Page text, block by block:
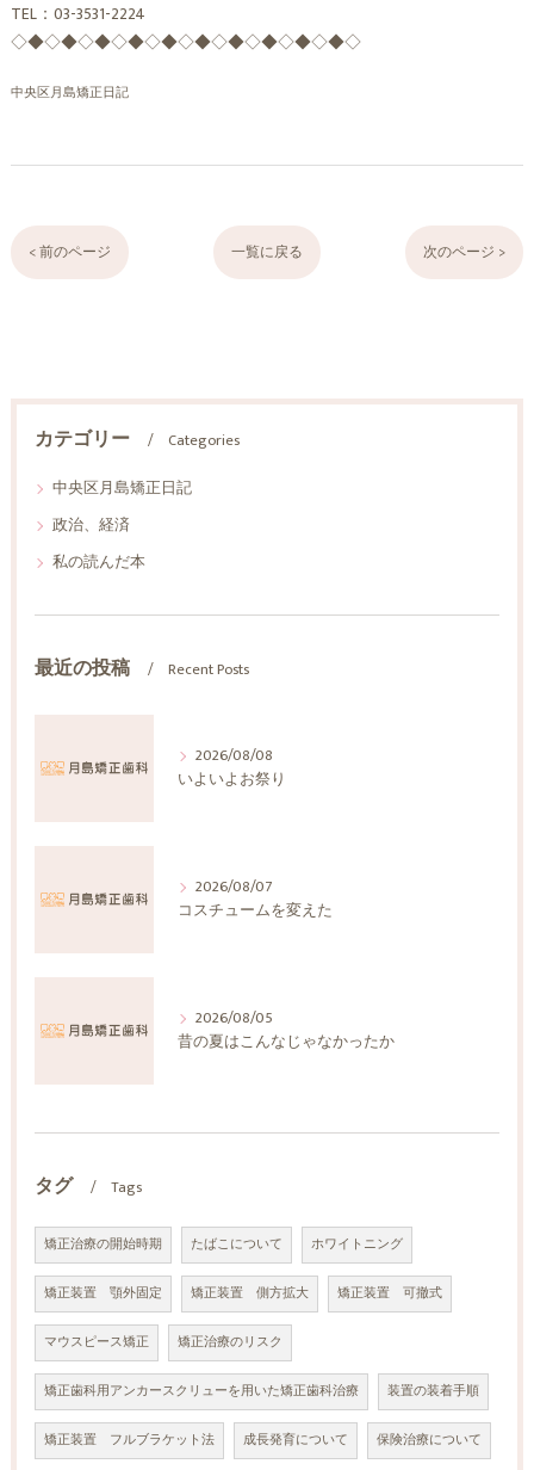
TEL：03-3531-2224
◇◆◇◆◇◆◇◆◇◆◇◆◇◆◇◆◇◆◇◆◇
中央区月島矯正日記
< 前のページ 一覧に戻る 次のページ >
カテゴリー
Categories
中央区月島矯正日記
政治、経済
私の読んだ本
最近の投稿 Recent Posts
2026/08/08
いよいよお祭り
2026/08/07
コスチュームを変えた
2026/08/05
昔の夏はこんなじゃなかったか
タグ Tags
矯正治療の開始時期 たばこについて ホワイトニング
矯正装置 顎外固定 矯正装置 側方拡大 矯正装置 可撤式
マウスピース矯正 矯正治療のリスク
矯正歯科用アンカースクリューを用いた矯正歯科治療 装置の装着手順
矯正装置 フルブラケット法 成長発育について 保険治療について